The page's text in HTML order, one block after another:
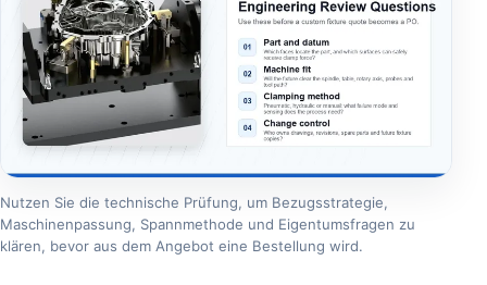
Nutzen Sie die technische Prüfung, um Bezugsstrategie,
Maschinenpassung, Spannmethode und Eigentumsfragen zu
klären, bevor aus dem Angebot eine Bestellung wird.